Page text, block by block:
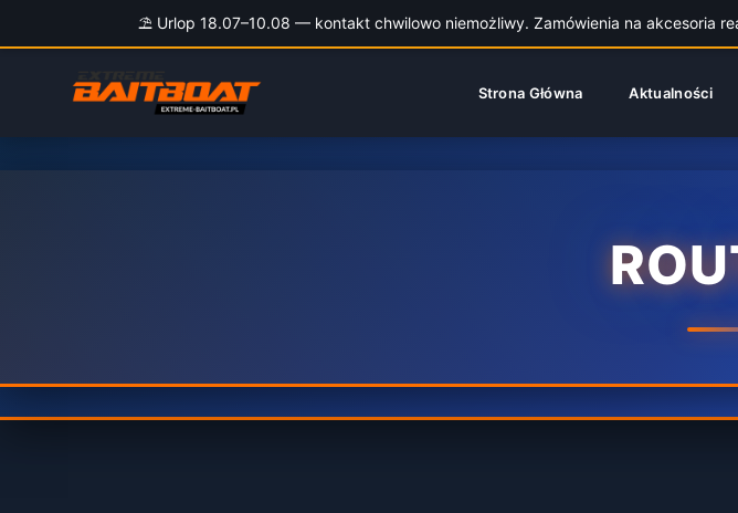
⛱️ Urlop 18.07–10.08 — kontakt chwilowo niemożliwy. Zamówienia na akcesoria
Strona Główna Aktualności